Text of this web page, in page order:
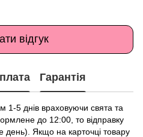
відгук
Гарантія
1-5 днів враховуючи свята та
до 12:00, то відправку
день). Якщо на карточці товару